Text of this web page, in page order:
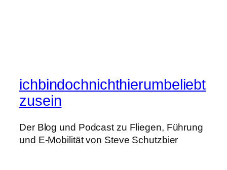
ichbindochnichthierumbeliebt
zusein
Der Blog und Podcast zu Fliegen, Führung
und E-Mobilität von Steve Schutzbier